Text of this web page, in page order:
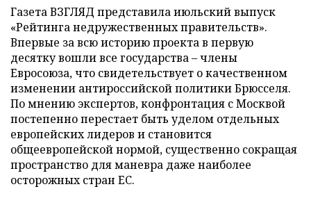
Газета ВЗГЛЯД представила июльский выпуск
«Рейтинга недружественных правительств».
Впервые за всю историю проекта в первую
десятку вошли все государства – члены
Евросоюза, что свидетельствует о качественном
изменении антироссийской политики Брюсселя.
По мнению экспертов, конфронтация с Москвой
постепенно перестает быть уделом отдельных
европейских лидеров и становится
общеевропейской нормой, существенно сокращая
пространство для маневра даже наиболее
осторожных стран ЕС.